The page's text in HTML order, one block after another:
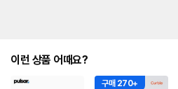
이런 상품 어때요?
구매 270+